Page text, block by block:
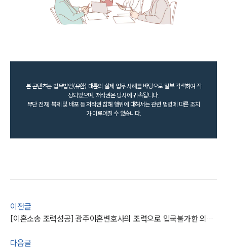
본 콘텐츠는 법무법인(유한) 대륜의 실제 업무 사례를 바탕으로 일부 각색하여 작
성되었으며, 저작권은 당사에 귀속됩니다.
무단 전재, 복제 및 배포 등 저작권 침해 행위에 대해서는 관련 법령에 따른 조치
가 이루어질 수 있습니다.
이전글
[이혼소송 조력성공] 광주이혼변호사의 조력으로 입국불가한 외국인 아내와 피해 없이 이혼 성공하다
다음글